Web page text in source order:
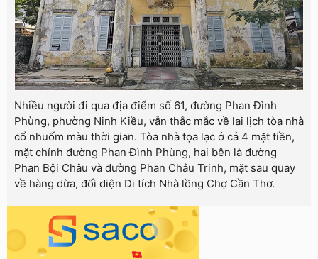
Nhiều người đi qua địa điểm số 61, đường Phan Đình
Phùng, phường Ninh Kiều, vẫn thắc mắc về lai lịch tòa nhà
cổ nhuốm màu thời gian. Tòa nhà tọa lạc ở cả 4 mặt tiền,
mặt chính đường Phan Đình Phùng, hai bên là đường
Phan Bội Châu và đường Phan Châu Trinh, mặt sau quay
về hàng dừa, đối diện Di tích Nhà lồng Chợ Cần Thơ.